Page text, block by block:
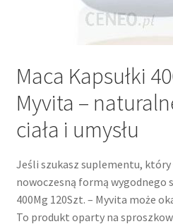
Maca Kapsułki
Myvita –
ciała i umysłu
Jeśli szukasz suplementu, który
nowoczesną formą wygodnego
400Mg 120Szt. – Myvita może
To produkt oparty na